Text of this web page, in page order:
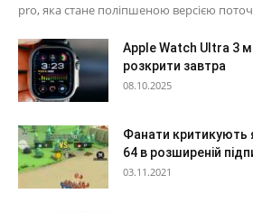
pro, яка стане поліпшеною версією
Apple Watch Ultra 3
розкрити завтра
08.10.2025
Фанати критикують
64 в розширеній
03.11.2021